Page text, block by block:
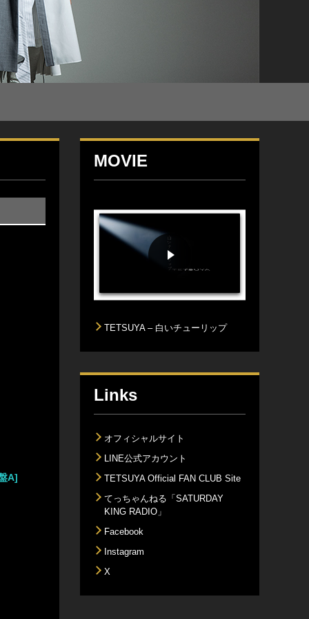
A]
MOVIE
TETSUYA – 白いチューリップ
Links
オフィシャルサイト
LINE公式アカウント
TETSUYA Official FAN CLUB Site
てっちゃんねる「SATURDAY
KING RADIO」
Facebook
Instagram
X